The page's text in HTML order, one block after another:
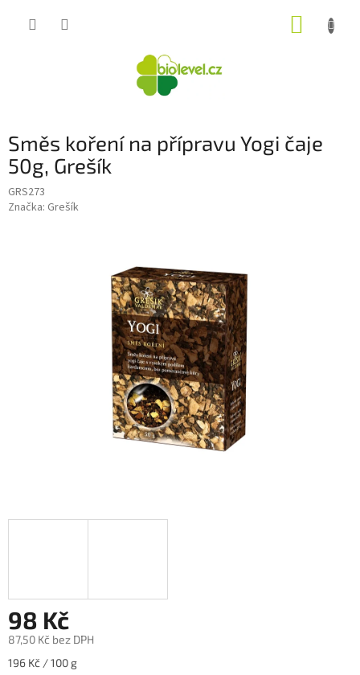
Směs koření na přípravu Yogi čaje
50g, Grešík
GRS273
Značka: Grešík
98 Kč
87,50 Kč bez DPH
Měrná
196 Kč / 100 g